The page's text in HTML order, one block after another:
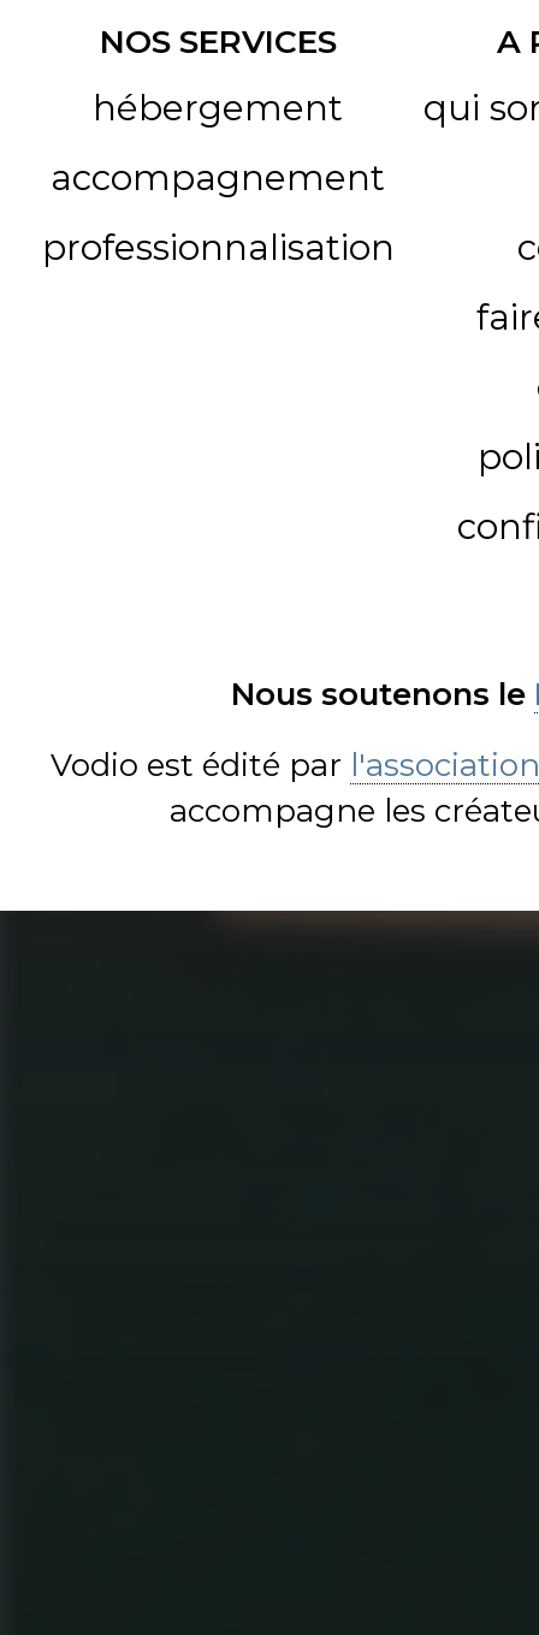
NOS SERVICES
hébergement
accompagnement
professionnalisation
A
qui